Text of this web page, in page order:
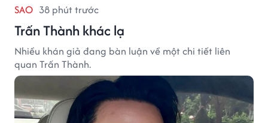
SAO 38 phút trước
Trấn Thành khác lạ
Nhiều khán giả đang bàn luận về một chi tiết liên
quan Trấn Thành.